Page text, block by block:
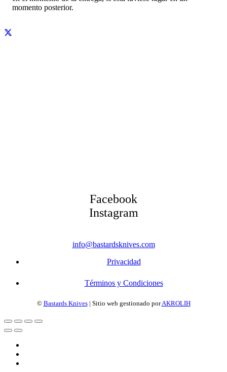
momento posterior.
Facebook
Instagram
info@bastardsknives.com
Privacidad
Términos y Condiciones
© Bastards Knives| Sitio web gestionado porAKROLIH